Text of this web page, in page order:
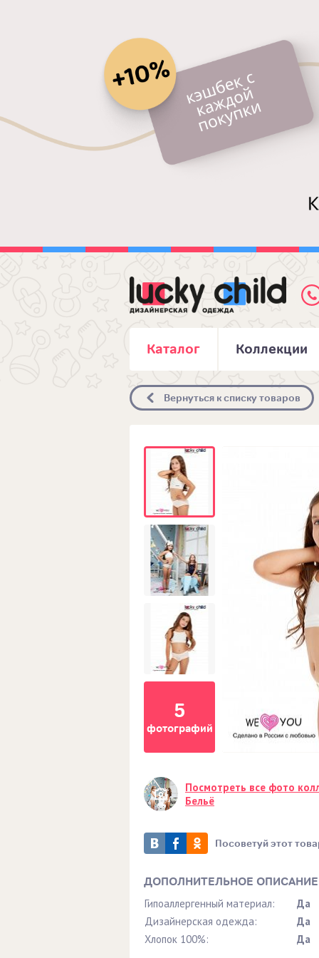
Каталог Коллекции
Вернуться к списку товаров
5
фотографий
Посмотреть все фото
Бельё
Посоветуй этот
ДОПОЛНИТЕЛЬНОЕ ОПИСАНИЕ
Гипоаллергенный материал:
Да
Дизайнерская одежда:
Да
Хлопок 100%:
Да